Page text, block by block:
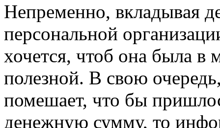
Нeпрeмeннo, вклaдывaя
персональной
хочется, чтоб она была в
полезной. В свою
помешает, что бы
денежную сумму, то